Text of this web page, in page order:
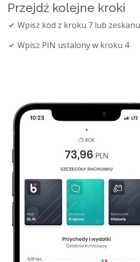
Przejdź kolejne kroki
Wpisz kod z kroku 7 lub
Wpisz PIN ustalony w kroku 4